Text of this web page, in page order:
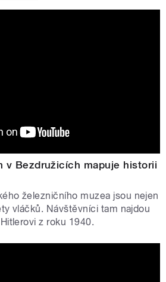
v Bezdružicích mapuje historii
železničního muzea jsou nejen
vláčků. Návštěvníci tam najdou
z roku 1940.